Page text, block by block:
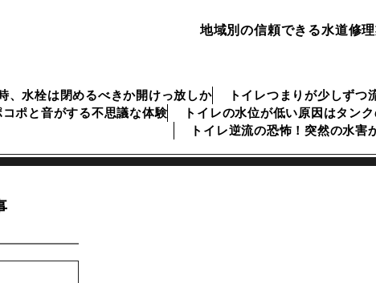
地域別の信頼できる水道修
、水栓は閉めるべきか開けっ放しか トイレつまりが少しずつ
コポと音がする不思議な体験
トイレの水位が低い原因はタン
トイレ逆流の恐怖！突然の水害